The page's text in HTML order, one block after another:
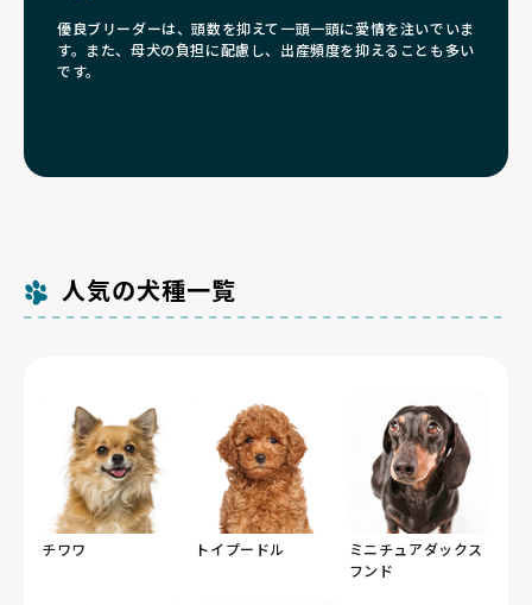
優良ブリーダーは、頭数を抑えて一頭一頭に愛情を注いでいま
す。また、母犬の負担に配慮し、出産頻度を抑えることも多い
です。
人気の犬種一覧
チワワ トイプードル
ミニチュアダックス
フンド